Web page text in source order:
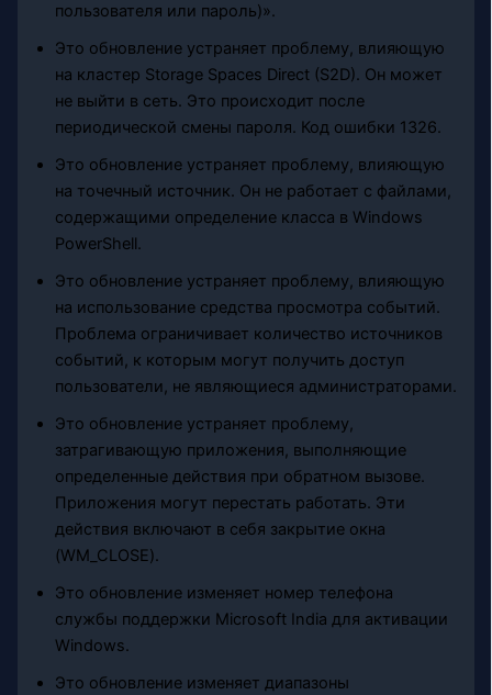
пользователя или пароль)».
Это обновление устраняет проблему, влияющую
на кластер Storage Spaces Direct (S2D). Он может
не выйти в сеть. Это происходит после
периодической смены пароля. Код ошибки 1326.
Это обновление устраняет проблему, влияющую
на точечный источник. Он не работает с файлами,
содержащими определение класса в Windows
PowerShell.
Это обновление устраняет проблему, влияющую
на использование средства просмотра событий.
Проблема ограничивает количество источников
событий, к которым могут получить доступ
пользователи, не являющиеся администраторами.
Это обновление устраняет проблему,
затрагивающую приложения, выполняющие
определенные действия при обратном вызове.
Приложения могут перестать работать. Эти
действия включают в себя закрытие окна
(WM_CLOSE).
Это обновление изменяет номер телефона
службы поддержки Microsoft India для активации
Windows.
Это обновление изменяет диапазоны